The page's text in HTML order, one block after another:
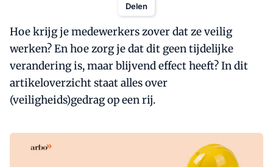
Delen
Hoe krijg je medewerkers zover dat ze veilig
werken? En hoe zorg je dat dit geen tijdelijke
verandering is, maar blijvend effect heeft? In dit
artikeloverzicht staat alles over
(veiligheids)gedrag op een rij.